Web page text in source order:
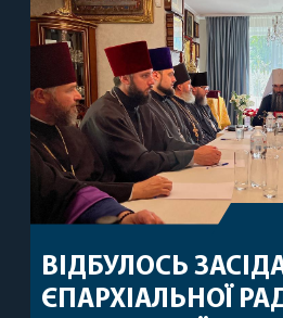
ВІДБУЛОСЬ
ЄПАРХІАЛЬНОЇ